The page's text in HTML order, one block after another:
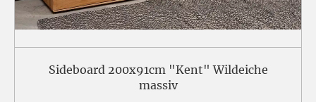
Sideboard 200x91cm "Kent" Wildeiche
massiv